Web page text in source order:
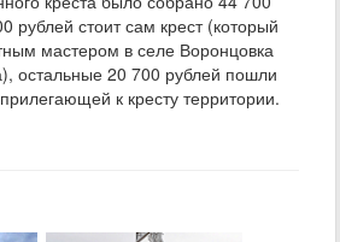
рублей стоит сам крест (который
мастером в селе Воронцовка
остальные 20 700 рублей пошли
к кресту территории.